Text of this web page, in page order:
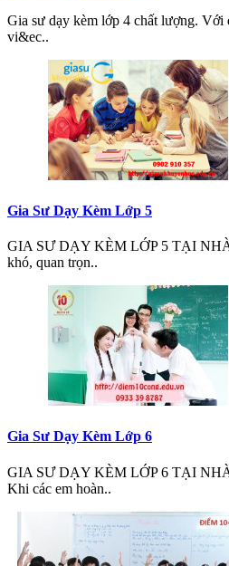
Gia sư dạy kèm lớp 4 chất lượng. Với
vi&ec..
Gia Sư Dạy Kèm Lớp 5
GIA SƯ DẠY KÈM LỚP 5 TẠI NHÀ
khó, quan trọn..
Gia Sư Dạy Kèm Lớp 6
GIA SƯ DẠY KÈM LỚP 6 TẠI
Khi các em hoàn..